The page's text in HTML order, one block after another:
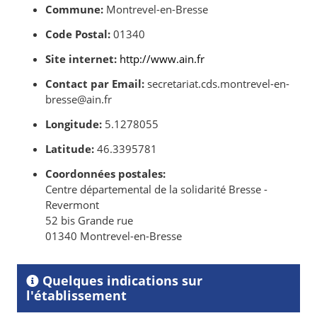
Commune: Montrevel-en-Bresse
Code Postal: 01340
Site internet: http://www.ain.fr
Contact par Email: secretariat.cds.montrevel-en-
bresse@ain.fr
Longitude: 5.1278055
Latitude: 46.3395781
Coordonnées postales:
Centre départemental de la solidarité Bresse -
Revermont
52 bis Grande rue
01340 Montrevel-en-Bresse
Quelques indications sur
l'établissement